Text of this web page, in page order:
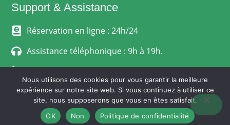
Support & Assistance
Réservation en ligne : 24h/24
Assistance téléphonique : 9h à 19h.
MENTIONS LÉGALES
POLITIQUE DE CONFIDENTIALITÉ
CONDITIONS GÉNÉRALES DE VENTE
© Stephanoise-Express.fr
Nous utilisons des cookies pour vous garantir la meilleure
expérience sur notre site web. Si vous continuez à utiliser ce
site, nous supposerons que vous en êtes satisfait.
OK
Non Politique de confidentialité